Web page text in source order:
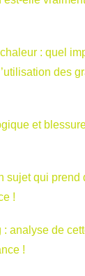
: quel
des
et
sujet qui prend
!
: analyse de
!